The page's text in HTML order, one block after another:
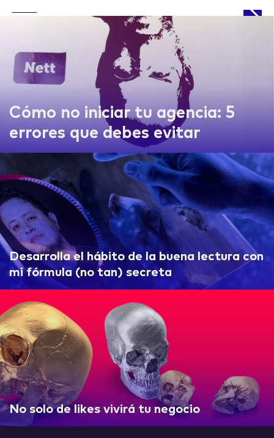
Cómo no iniciar tu agencia: 5
errores que debes evitar
Desarrolla el hábito de la buena lectura con
mi fórmula (no tan) secreta
No solo de likes vivirá tu negocio
APPROACH
WORKS
LIFE
IDEAS
ABOUT